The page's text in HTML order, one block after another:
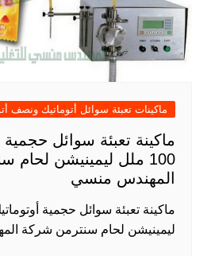
ماكينات تعبئة سوائل أتوماتيك ونصف
ماكينة تعبئة سوائل
100 ملل ليمينيشن
المهندس منسي
ليمينيشن لحام سنترمن شركة